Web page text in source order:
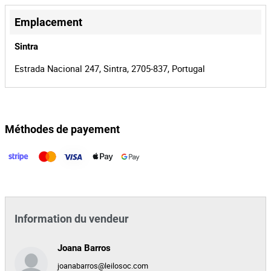
Identifiant
d'enchère
37648
Identifiant de
−
Emplacement
Sintra
Estrada Nacional 247, Sintra, 2705-837, Portugal
Méthodes de payement
Information du vendeur
Joana Barros
joanabarros@leilosoc.com